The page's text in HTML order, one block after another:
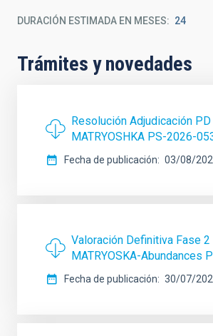
DURACIÓN ESTIMADA EN MESES 24
Trámites y novedades
Resolución Adjudicación PD
MATRYOSHKA PS-2026-
Fecha de publicación 03/08/
Valoración Definitiva Fase 2
MATRYOSKA-Abundances
Fecha de publicación 30/07/